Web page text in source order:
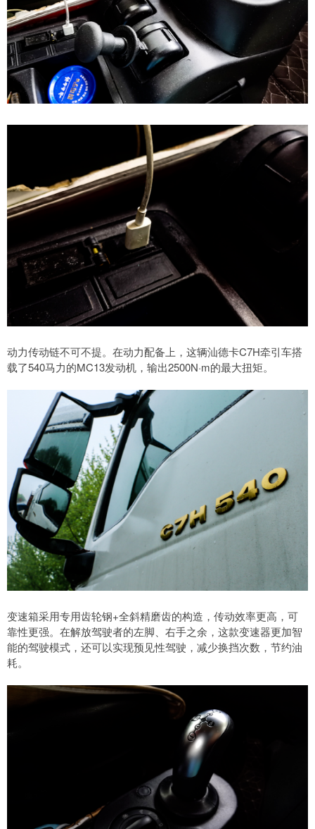
动力传动链不可不提。在动力配备上，这辆汕德卡C7H牵引车搭
载了540马力的MC13发动机，输出2500N·m的最大扭矩。
变速箱采用专用齿轮钢+全斜精磨齿的构造，传动效率更高，可
靠性更强。在解放驾驶者的左脚、右手之余，这款变速器更加智
能的驾驶模式，还可以实现预见性驾驶，减少换挡次数，节约油
耗。